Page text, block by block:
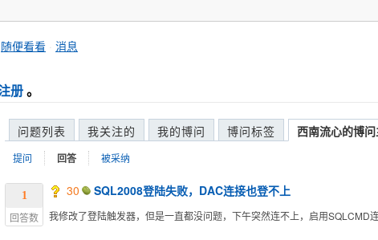
随便看看 消息
册。
问题列表 我关注的 我的博问 博问标签 西南流心的博
提问 回答 被采纳
1
回答数
30 SQL2008登陆失败，DAC连接也登不上
我修改了登陆触发器，但是一直都没问题，下午突然连不上，启用SQLCMD